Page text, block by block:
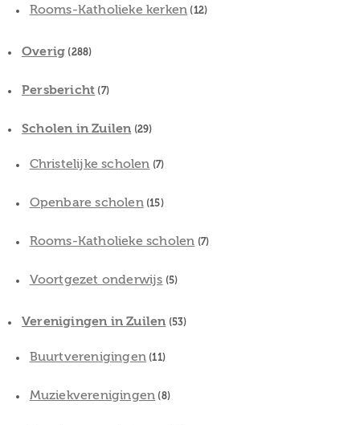
Rooms-Katholieke kerken (12)
Overig (288)
Persbericht (7)
Scholen in Zuilen (29)
Christelijke scholen (7)
Openbare scholen(15)
Rooms-Katholieke scholen (7)
Voortgezet onderwijs (5)
Verenigingen in Zuilen (53)
Buurtverenigingen (11)
Muziekverenigingen (8)